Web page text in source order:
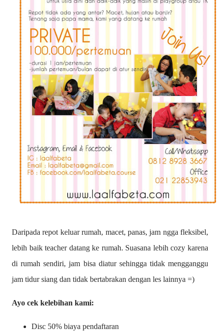
Daripada repot keluar rumah, macet, panas, jam ngga fleksibel,
lebih baik teacher datang ke rumah. Suasana lebih cozy karena
di rumah sendiri, jam bisa diatur sehingga tidak mengganggu
jam tidur siang dan tidak bertabrakan dengan les lainnya =)
Ayo cek kelebihan kami:
Disc 50% biaya pendaftaran